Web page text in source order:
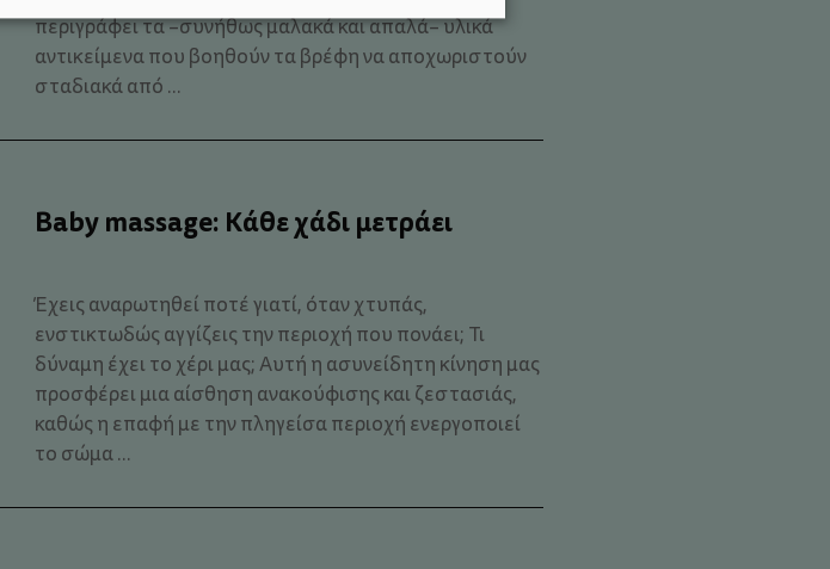
περιγράφει τα –συνήθως μαλακά και απαλά– υλικά
αντικείμενα που βοηθούν τα βρέφη να αποχωριστούν
σταδιακά από ...
Baby massage: Κάθε χάδι μετράει
Έχεις αναρωτηθεί ποτέ γιατί, όταν χτυπάς,
ενστικτωδώς αγγίζεις την περιοχή που πονάει; Τι
δύναμη έχει το χέρι μας; Αυτή η ασυνείδητη κίνηση μας
προσφέρει μια αίσθηση ανακούφισης και ζεστασιάς,
καθώς η επαφή με την πληγείσα περιοχή ενεργοποιεί
το σώμα ...